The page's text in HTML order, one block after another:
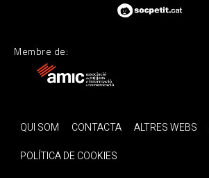
Membre de:
QUI SOM CONTACTA ALTRES WEBS
POLÍTICA DE COOKIES